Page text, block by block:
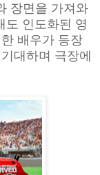
장면을 가져와
도 인도화된 영
배우가 등장
대하며 극장에